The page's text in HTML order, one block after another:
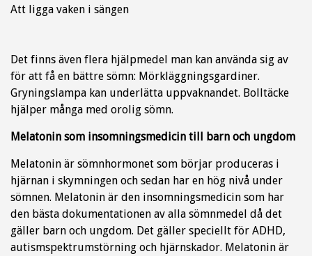
Att ligga vaken i sängen
Det finns även flera hjälpmedel man kan använda sig av
för att få en bättre sömn: Mörkläggningsgardiner.
Gryningslampa kan underlätta uppvaknandet. Bolltäcke
hjälper många med orolig sömn.
Melatonin som insomningsmedicin till barn och ungdom
Melatonin är sömnhormonet som börjar produceras i
hjärnan i skymningen och sedan har en hög nivå under
sömnen. Melatonin är den insomningsmedicin som har
den bästa dokumentationen av alla sömnmedel då det
gäller barn och ungdom. Det gäller speciellt för ADHD,
autismspektrumstörning och hjärnskador. Melatonin är